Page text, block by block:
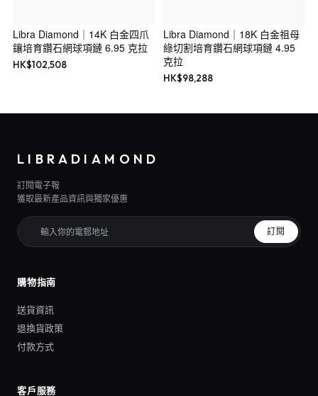
Libra Diamond｜14K 白金四爪
鑲培育鑽石網球項鏈 6.95 克拉
HK$102,508
Libra Diamond｜18K 白金祖母
綠切割培育鑽石網球項鏈 4.95
克拉
HK$98,288
LIBRADIAMOND
訂閱電子報
獲取最新產品資訊與獨家優惠
訂閱
購物指南
送貨資訊
退換貨政策
付款方式
客戶服務